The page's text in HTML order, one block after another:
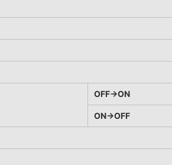
OFF→ON
ON→OFF